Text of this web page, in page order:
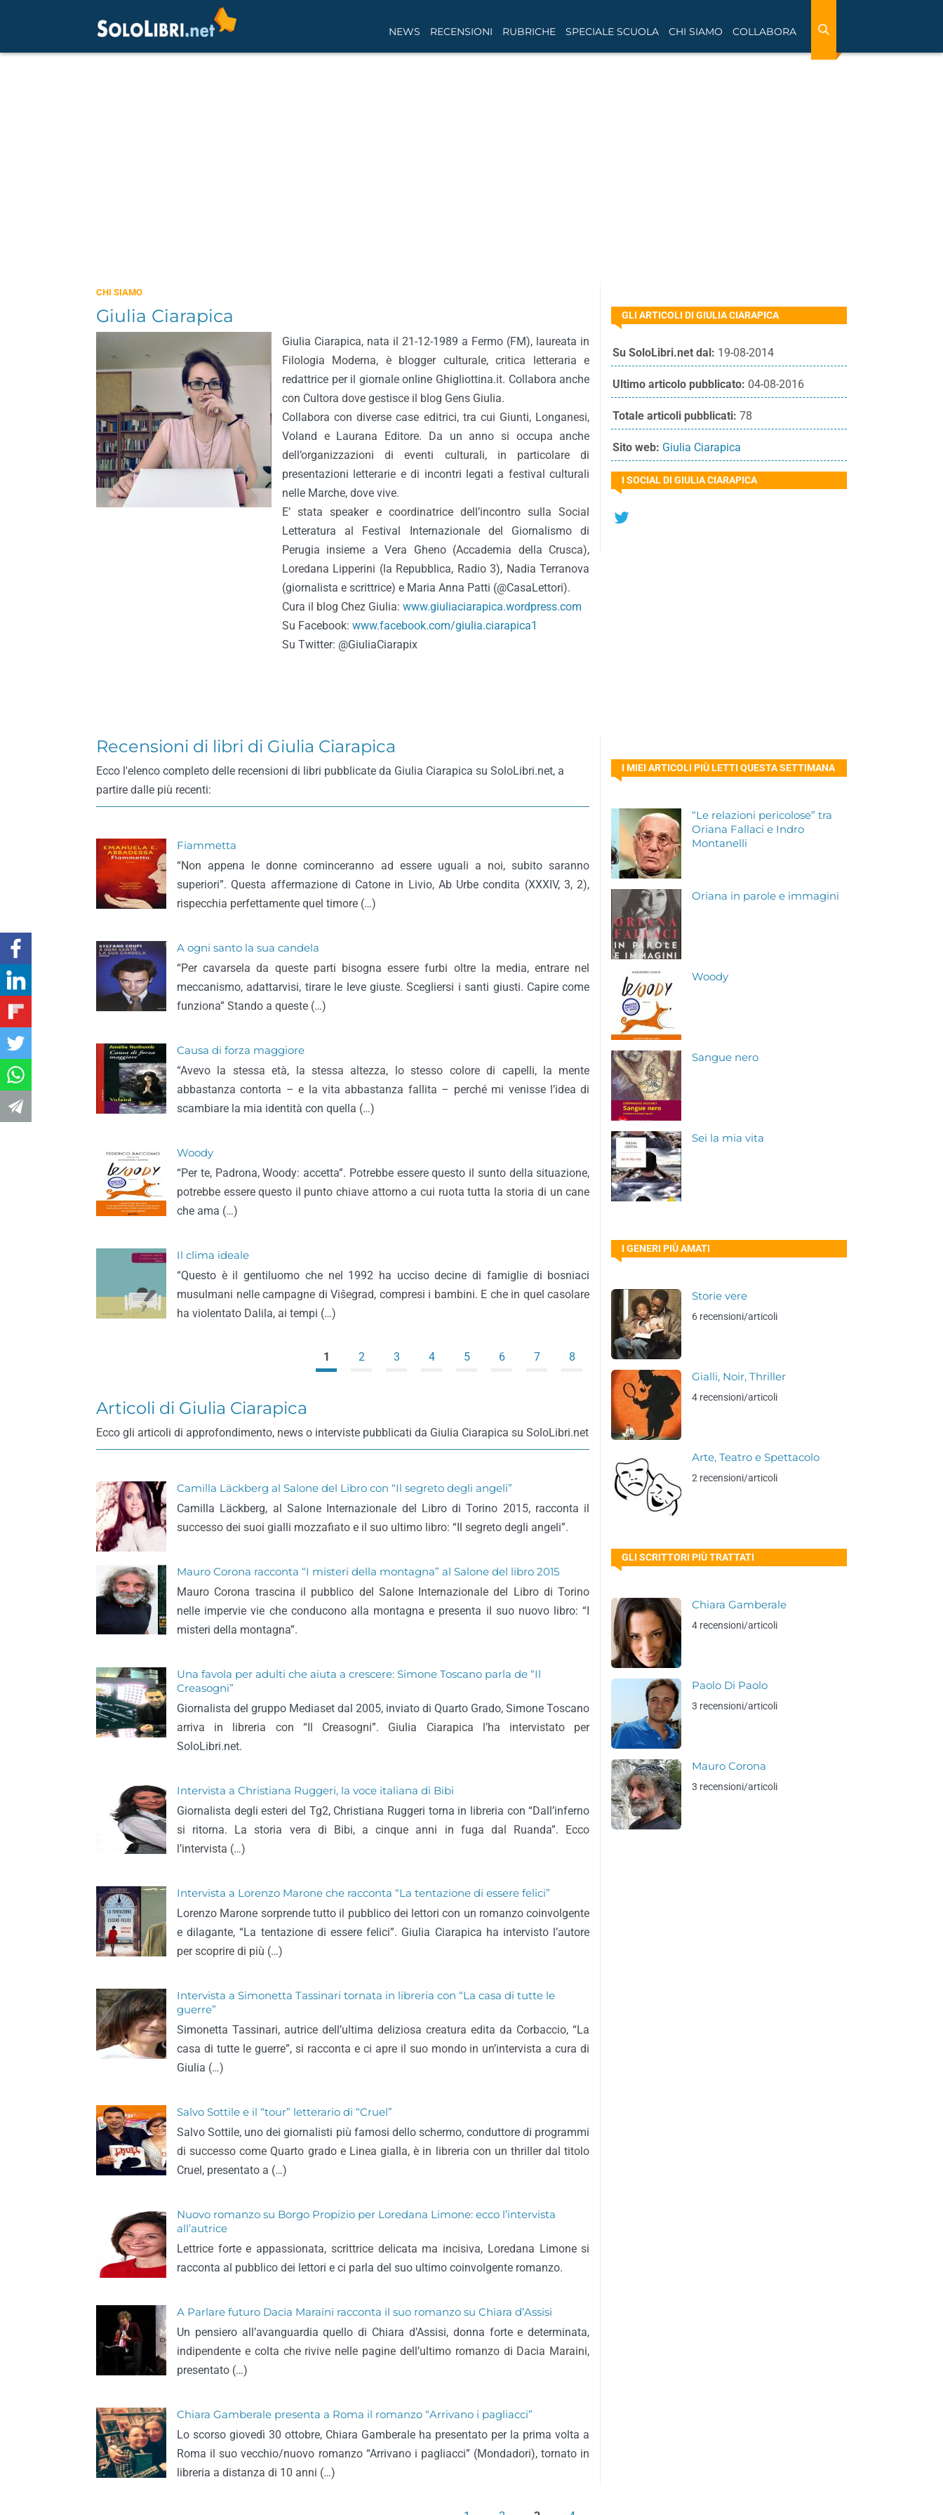
NEWS RECENSIONI RUBRICHE SPECIALE SCUOLA CHI SIAMO COLLABORA
CHI SIAMO
Giulia Ciarapica
Giulia Ciarapica, nata il 21-12-1989 a Fermo (FM), laureata in
Filologia Moderna, è blogger culturale, critica letteraria e
redattrice per il giornale online Ghigliottina.it. Collabora anche
con Cultora dove gestisce il blog Gens Giulia.
Collabora con diverse case editrici, tra cui Giunti, Longanesi,
Voland e Laurana Editore. Da un anno si occupa anche
dell’organizzazioni di eventi culturali, in particolare di
presentazioni letterarie e di incontri legati a festival culturali
nelle Marche, dove vive.
E’ stata speaker e coordinatrice dell’incontro sulla Social
Letteratura al Festival Internazionale del Giornalismo di
Perugia insieme a Vera Gheno (Accademia della Crusca),
Loredana Lipperini (la Repubblica, Radio 3), Nadia Terranova
(giornalista e scrittrice) e Maria Anna Patti (@CasaLettori).
Cura il blog Chez Giulia: www.giuliaciarapica.wordpress.com
Su Facebook: www.facebook.com/giulia.ciarapica1
Su Twitter: @GiuliaCiarapix
GLI ARTICOLI DI GIULIA CIARAPICA
Su SoloLibri.net dal: 19-08-2014
Ultimo articolo pubblicato: 04-08-2016
Totale articoli pubblicati: 78
Sito web: Giulia Ciarapica
I SOCIAL DI GIULIA CIARAPICA
Recensioni di libri di Giulia Ciarapica
Ecco l'elenco completo delle recensioni di libri pubblicate da Giulia Ciarapica su SoloLibri.net, a
partire dalle più recenti:
Fiammetta
“Non appena le donne cominceranno ad essere uguali a noi, subito saranno
superiori”. Questa affermazione di Catone in Livio, Ab Urbe condita (XXXIV, 3, 2),
rispecchia perfettamente quel timore (…)
A ogni santo la sua candela
“Per cavarsela da queste parti bisogna essere furbi oltre la media, entrare nel
meccanismo, adattarvisi, tirare le leve giuste. Scegliersi i santi giusti. Capire come
funziona” Stando a queste (…)
Causa di forza maggiore
“Avevo la stessa età, la stessa altezza, lo stesso colore di capelli, la mente
abbastanza contorta – e la vita abbastanza fallita – perché mi venisse l’idea di
scambiare la mia identità con quella (…)
Woody
“Per te, Padrona, Woody: accetta”. Potrebbe essere questo il sunto della situazione,
potrebbe essere questo il punto chiave attorno a cui ruota tutta la storia di un cane
che ama (…)
Il clima ideale
“Questo è il gentiluomo che nel 1992 ha ucciso decine di famiglie di bosniaci
musulmani nelle campagne di Viŝegrad, compresi i bambini. E che in quel casolare
ha violentato Dalila, ai tempi (…)
1 2 3 4 5 6 7 8
Articoli di Giulia Ciarapica
Ecco gli articoli di approfondimento, news o interviste pubblicati da Giulia Ciarapica su SoloLibri.net
Camilla Läckberg al Salone del Libro con “Il segreto degli angeli”
Camilla Läckberg, al Salone Internazionale del Libro di Torino 2015, racconta il
successo dei suoi gialli mozzafiato e il suo ultimo libro: “Il segreto degli angeli”.
Mauro Corona racconta “I misteri della montagna” al Salone del libro 2015
Mauro Corona trascina il pubblico del Salone Internazionale del Libro di Torino
nelle impervie vie che conducono alla montagna e presenta il suo nuovo libro: “I
misteri della montagna”.
Una favola per adulti che aiuta a crescere: Simone Toscano parla de “Il
Creasogni”
Giornalista del gruppo Mediaset dal 2005, inviato di Quarto Grado, Simone Toscano
arriva in libreria con “Il Creasogni”. Giulia Ciarapica l’ha intervistato per
SoloLibri.net.
Intervista a Christiana Ruggeri, la voce italiana di Bibi
Giornalista degli esteri del Tg2, Christiana Ruggeri torna in libreria con “Dall’inferno
si ritorna. La storia vera di Bibi, a cinque anni in fuga dal Ruanda”. Ecco
l’intervista (…)
Intervista a Lorenzo Marone che racconta “La tentazione di essere felici”
Lorenzo Marone sorprende tutto il pubblico dei lettori con un romanzo coinvolgente
e dilagante, “La tentazione di essere felici”. Giulia Ciarapica ha intervisto l’autore
per scoprire di più (…)
Intervista a Simonetta Tassinari tornata in libreria con “La casa di tutte le
guerre”
Simonetta Tassinari, autrice dell’ultima deliziosa creatura edita da Corbaccio, “La
casa di tutte le guerre”, si racconta e ci apre il suo mondo in un’intervista a cura di
Giulia (…)
Salvo Sottile e il “tour” letterario di “Cruel”
Salvo Sottile, uno dei giornalisti più famosi dello schermo, conduttore di programmi
di successo come Quarto grado e Linea gialla, è in libreria con un thriller dal titolo
Cruel, presentato a (…)
Nuovo romanzo su Borgo Propizio per Loredana Limone: ecco l’intervista
all’autrice
Lettrice forte e appassionata, scrittrice delicata ma incisiva, Loredana Limone si
racconta al pubblico dei lettori e ci parla del suo ultimo coinvolgente romanzo.
A Parlare futuro Dacia Maraini racconta il suo romanzo su Chiara d’Assisi
Un pensiero all’avanguardia quello di Chiara d’Assisi, donna forte e determinata,
indipendente e colta che rivive nelle pagine dell’ultimo romanzo di Dacia Maraini,
presentato (…)
Chiara Gamberale presenta a Roma il romanzo “Arrivano i pagliacci”
Lo scorso giovedì 30 ottobre, Chiara Gamberale ha presentato per la prima volta a
Roma il suo vecchio/nuovo romanzo “Arrivano i pagliacci” (Mondadori), tornato in
libreria a distanza di 10 anni (…)
I MIEI ARTICOLI PIÙ LETTI QUESTA SETTIMANA
“Le relazioni pericolose” tra
Oriana Fallaci e Indro
Montanelli
Oriana in parole e immagini
Woody
Sangue nero
Sei la mia vita
I GENERI PIÙ AMATI
Storie vere
6 recensioni/articoli
Gialli, Noir, Thriller
4 recensioni/articoli
Arte, Teatro e Spettacolo
2 recensioni/articoli
GLI SCRITTORI PIÙ TRATTATI
Chiara Gamberale
4 recensioni/articoli
Paolo Di Paolo
3 recensioni/articoli
Mauro Corona
3 recensioni/articoli